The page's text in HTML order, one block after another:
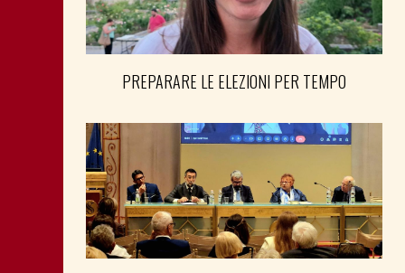
PREPARARE LE ELEZIONI PER TEMPO